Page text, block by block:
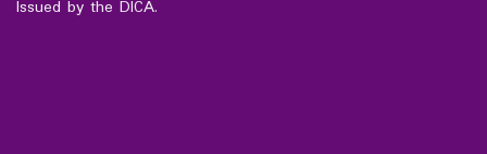
Issued by the DICA.